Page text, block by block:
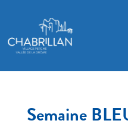
Semaine